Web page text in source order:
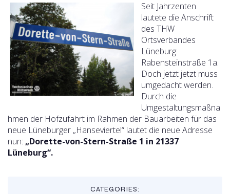
Seit Jahrzenten
lautete die Anschrift
des THW
Ortsverbandes
Lüneburg:
Rabensteinstraße 1a.
Doch jetzt jetzt muss
umgedacht werden.
Durch die
Umgestaltungsmaßna
hmen der Hofzufahrt im Rahmen der Bauarbeiten für das
neue Lüneburger „Hanseviertel“ lautet die neue Adresse
nun: „Dorette-von-Stern-Straße 1 in 21337
Lüneburg“.
CATEGORIES: